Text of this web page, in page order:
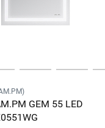
GEM 55 LED